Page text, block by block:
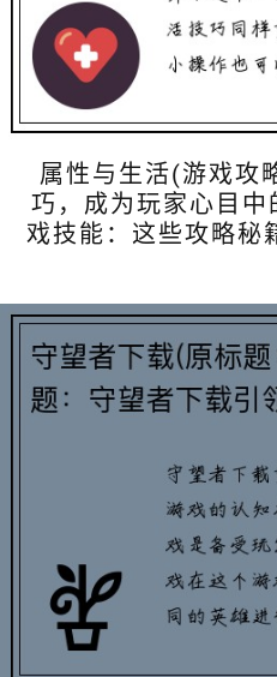
属性与生活(游戏攻
巧，成为玩家心目
戏技能：这些攻略秘